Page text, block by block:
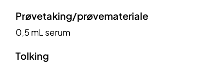
Prøvetaking/prøvemateriale
0,5 mL serum
Tolking